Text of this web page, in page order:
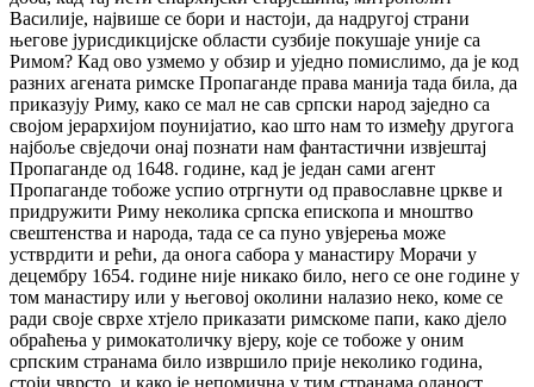
Василије, највише се бори и настоји, да надругој страни
његове јурисдикцијске области сузбије покушаје уније са
Римом? Кад ово узмемо у обзир и уједно помислимо, да је код
разних агената римске Пропаганде права манија тада била, да
приказују Риму, како се мал не сав српски народ заједно са
својом јерархијом поунијатио, као што нам то између другога
најбоље свједочи онај познати нам фантастични извјештај
Пропаганде од 1648. године, кад је један сами агент
Пропаганде тобоже успио отргнути од православне цркве и
придружити Риму неколика српска епископа и мноштво
свештенства и народа, тада се са пуно увјерења може
устврдити и рећи, да онога сабора у манастиру Морачи у
децембру 1654. године није никако било, него се оне године у
том манастиру или у његовој околини налазио неко, коме се
ради своје сврхе хтјело приказати римскоме папи, како дјело
обраћења у римокатоличку вјеру, које се тобоже у оним
српским странама било извршило прије неколико година,